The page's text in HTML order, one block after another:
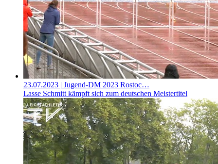
23.07.2023 | Jugend-DM 2023 Rostoc…
Lasse Schmitt kämpft sich zum deutschen Meistertitel